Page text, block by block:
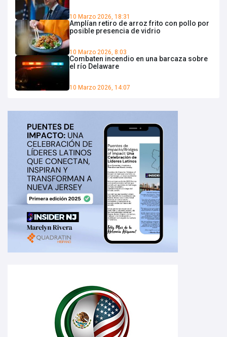
10 Marzo 2026, 18:31
Amplían retiro de arroz frito con pollo por
posible presencia de vidrio
10 Marzo 2026, 8:03
Combaten incendio en una barcaza sobre
el río Delaware
10 Marzo 2026, 14:07